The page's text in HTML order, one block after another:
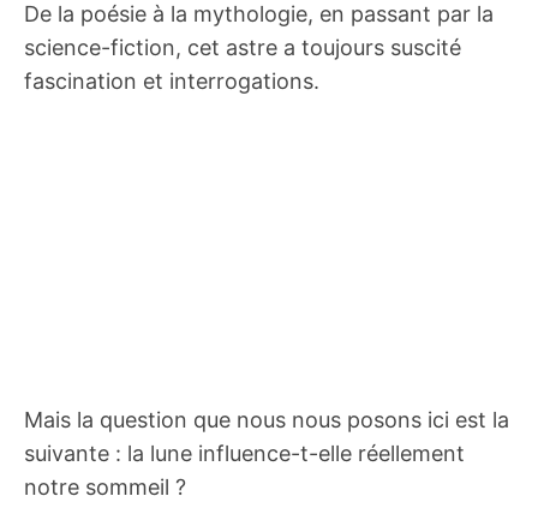
De la poésie à la mythologie, en passant par la
science-fiction, cet astre a toujours suscité
fascination et interrogations.
Mais la question que nous nous posons ici est la
suivante : la lune influence-t-elle réellement
notre sommeil ?